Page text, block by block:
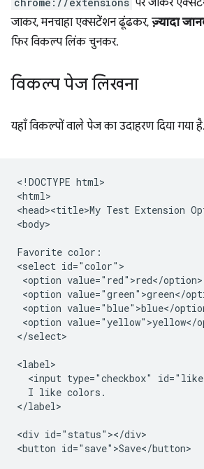
पर जाकर
जाकर, मनचाहा एक्सटेंशन ढूंढकर, ज़्यादा
फिर विकल्प लिंक चुनकर.
विकल्प पेज लिखना
यहाँ विकल्पों वाले पेज का उदाहरण दिया गया है.
<!DOCTYPE html>
<html>
<head><title>My Test Extension
<body>
Favorite color:
<select id="color">
<option value="red">red</option>
<option value="green">green</
<option value="blue">blue</
<option value="yellow">yellow</
</select>
<label>
<input type="checkbox"
  I like colors.
</label>
<div id="status"></div>
<button id="save">Save</button>